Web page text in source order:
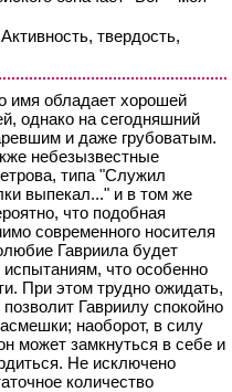
Активность, твердость,
имя обладает хорошей
однако на сегодняшний
и даже грубоватым.
небезызвестные
типа "Служил
выпекал..." и в том же
что подобная
современного носителя
Гавриила будет
что особенно
При этом трудно ожидать,
Гавриилу спокойно
наоборот, в силу
может замкнуться в себе и
Не исключено
количество